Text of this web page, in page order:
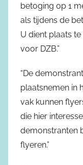
betoging op 1
als tijdens de
U dient plaats
voor DZB.”
“De
plaatsnemen in
vak kunnen
die hier
demonstranten
flyeren.”